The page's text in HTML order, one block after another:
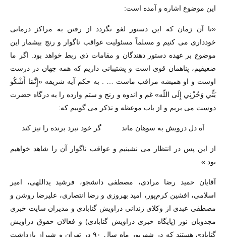
این موضوع اشاره و آمده است:
«تا آن زمان که این دستور لغو نگردد از رفتن به مراکز درمانی
خودداری می کنیم و مسلماً مسئولیت عواقب ناگوار و رنج بیشمار این
موضوع بر عهده دستور دهندگان و مقامات ذی ربط خواهد بود. اگر ما
ضعیفیم، پناهمان قوی است و پشتیبانی داریم که همه جهان در درست
اوست و او همیشه مراقب ماست … . به حکم آیه شریفه «إِنَّمَا أَشْكُو
بَثِّي وَحُزْنِي إِلَى اللّه» غم و اندوه و رنج و ستم وارده را به درگاه حضرت
دوست می بریم و از باب موعظه و تذکر می گوییم که:
آه دل درویش به سوهان ماند گر خود نبرد برنده را تیز کند
از این پس در انتظار می نشینیم و عواقب ناگوار آن را شاهد خواهیم
بود.»
آقایان حمید رضا مرادی، مصطفی دانشجو، فرشید یداللهی، امیر
اسلامی، افشین کرم‌پور، امید بهروزی و رضا انتصاری، علیرضا روشن و
مصطفی عبدی از وکلای زندانی دراویش گنابادی و مدیران سایت خبری
مجذوبان نور (پایگاه خبری دراویش گنابادی) و فعالان حقوق دراویش
گنابادی هستند که در شهریور ماه سال ۹۰ در تهران و شیراز بازداشت